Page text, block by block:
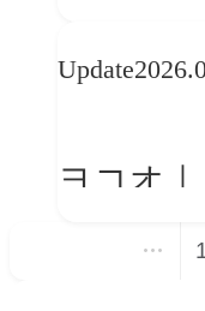
せんか？
Update
ヨコオ
とつの